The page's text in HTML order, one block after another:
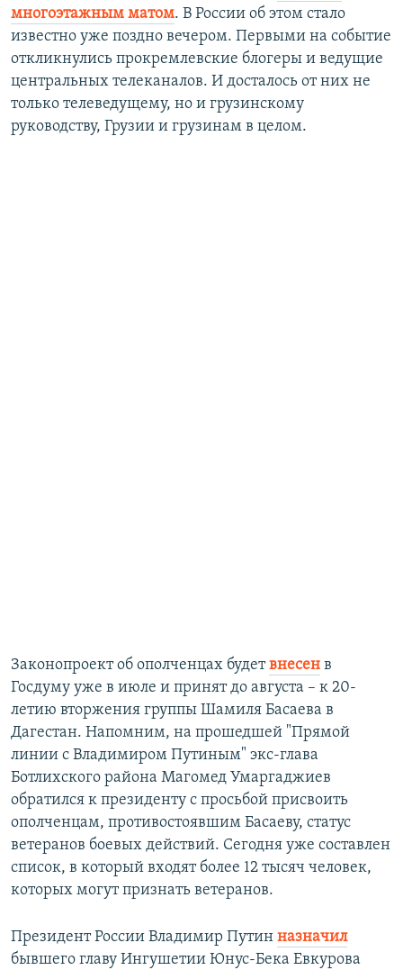
многоэтажным матом. В России об этом стало
известно уже поздно вечером. Первыми на событие
откликнулись прокремлевские блогеры и ведущие
центральных телеканалов. И досталось от них не
только телеведущему, но и грузинскому
руководству, Грузии и грузинам в целом.
Законопроект об ополченцах будетвнесен в
Госдуму уже в июле и принят до августа – к 20-
летию вторжения группы Шамиля Басаева в
Дагестан. Напомним, на прошедшей "Прямой
линии с Владимиром Путиным" экс-глава
Ботлихского района Магомед Умаргаджиев
обратился к президенту с просьбой присвоить
ополченцам, противостоявшим Басаеву, статус
ветеранов боевых действий. Сегодня уже составлен
список, в который входят более 12 тысяч человек,
которых могут признать ветеранов.
Президент России Владимир Путин назначил
бывшего главу Ингушетии Юнус-Бека Евкурова